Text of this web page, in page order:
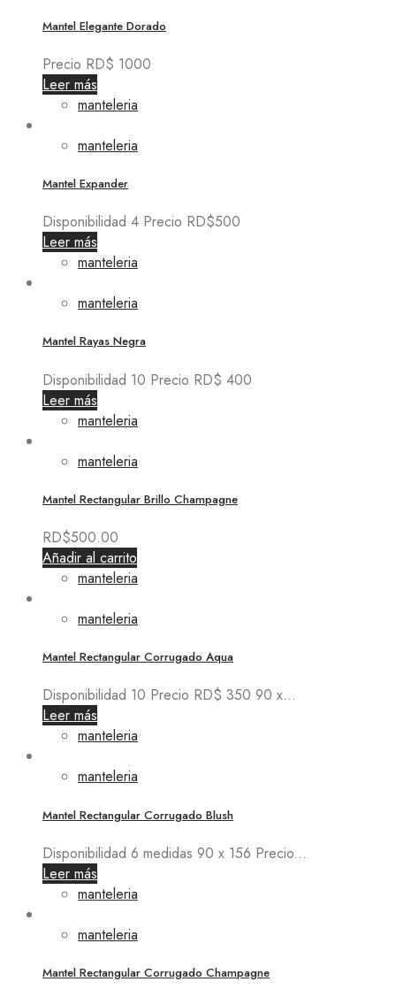
Mantel Elegante Dorado
Precio RD$ 1000
Leer más
manteleria
manteleria
Mantel Expander
Disponibilidad 4 Precio RD$500
Leer más
manteleria
manteleria
Mantel Rayas Negra
Disponibilidad 10 Precio RD$ 400
Leer más
manteleria
manteleria
Mantel Rectangular Brillo Champagne
RD$500.00
Añadir al carrito
manteleria
manteleria
Mantel Rectangular Corrugado Aqua
Disponibilidad 10 Precio RD$ 350 90 x...
Leer más
manteleria
manteleria
Mantel Rectangular Corrugado Blush
Disponibilidad 6 medidas 90 x 156 Precio...
Leer más
manteleria
manteleria
Mantel Rectangular Corrugado Champagne